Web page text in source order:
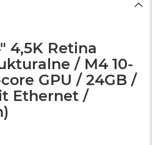
4,5K Retina
/ M4 10-
GPU / 24GB /
Ethernet /